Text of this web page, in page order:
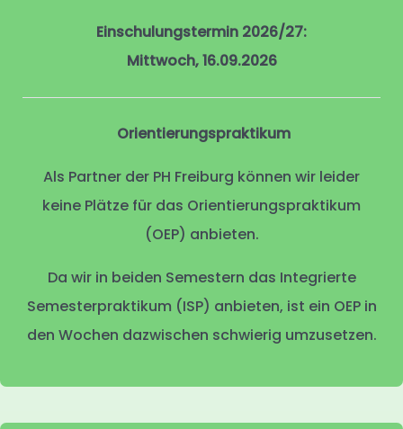
Einschulungstermin 2026/27:
Mittwoch, 16.09.2026
Orientierungspraktikum
Als Partner der PH Freiburg können wir leider
keine Plätze für das Orientierungspraktikum
(OEP) anbieten.
Da wir in beiden Semestern das Integrierte
Semesterpraktikum (ISP) anbieten, ist ein OEP in
den Wochen dazwischen schwierig umzusetzen.